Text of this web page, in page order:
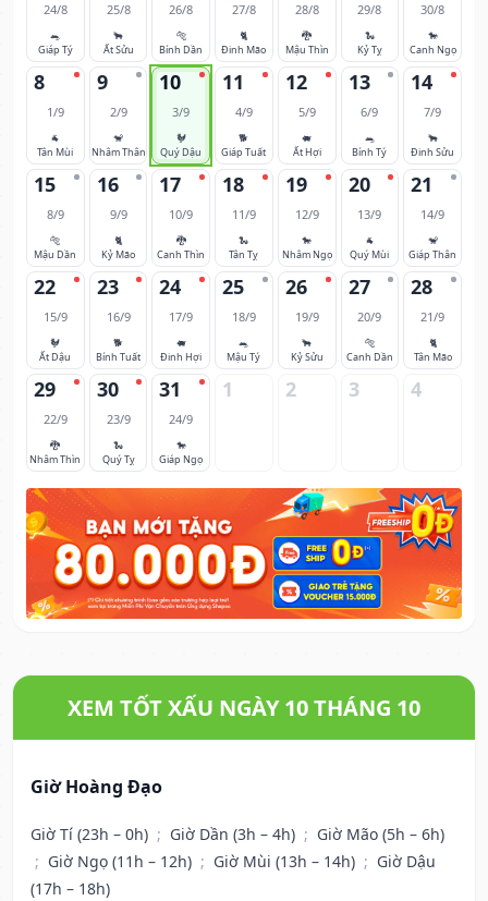
24/8
🐀
Giáp Tý
25/8
🐂
Ất Sửu
26/8
🐅
Bính Dần
27/8
🐈
Đinh Mão
28/8
🐉
Mậu Thìn
29/8
🐍
Kỷ Tỵ
30/8
🐎
Canh Ngọ
8
1/9
🐐
Tân Mùi
9
2/9
🐒
Nhâm Thân
10
3/9
🐓
Quý Dậu
11
4/9
🐕
Giáp Tuất
12
5/9
🐖
Ất Hợi
13
6/9
🐀
Bính Tý
14
7/9
🐂
Đinh Sửu
15
8/9
🐅
Mậu Dần
16
9/9
🐈
Kỷ Mão
17
10/9
🐉
Canh Thìn
18
11/9
🐍
Tân Tỵ
19
12/9
🐎
Nhâm Ngọ
20
13/9
🐐
Quý Mùi
21
14/9
🐒
Giáp Thân
22
15/9
🐓
Ất Dậu
23
16/9
🐕
Bính Tuất
24
17/9
🐖
Đinh Hợi
25
18/9
🐀
Mậu Tý
26
19/9
🐂
Kỷ Sửu
27
20/9
🐅
Canh Dần
28
21/9
🐈
Tân Mão
29
22/9
🐉
Nhâm Thìn
30
23/9
🐍
Quý Tỵ
31
24/9
🐎
Giáp Ngọ
1 2 3 4
XEM TỐT XẤU NGÀY 10 THÁNG 10
Giờ Hoàng Đạo
Giờ Tí (23h – 0h) ; Giờ Dần (3h – 4h) ; Giờ Mão (5h – 6h)
; Giờ Ngọ (11h – 12h) ; Giờ Mùi (13h – 14h) ; Giờ Dậu
(17h – 18h)